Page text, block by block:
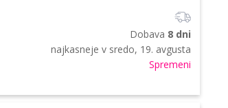
Dobava 8 dni
najkasneje v sredo, 19. avgusta
Spremeni